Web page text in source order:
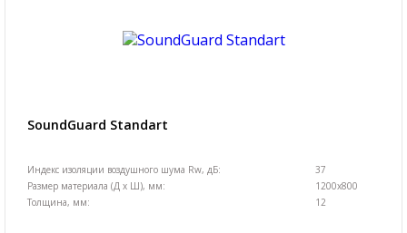
SoundGuard Standart
Индекс изоляции воздушного шума Rw, дБ:
37
Размер материала (Д х Ш), мм:
1200х800
Толщина, мм:
12